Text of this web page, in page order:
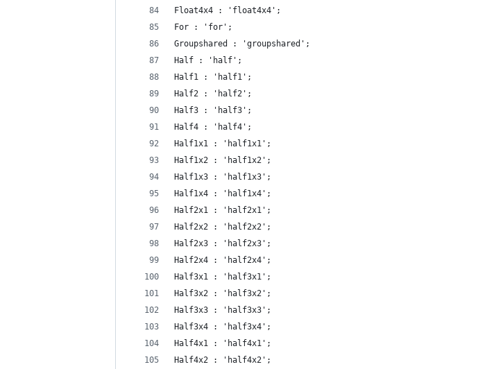
Float4x4 : 'float4x4';
For : 'for';
Groupshared : 'groupshared';
Half : 'half';
Half1 : 'half1';
Half2 : 'half2';
Half3 : 'half3';
Half4 : 'half4';
Half1x1 : 'half1x1';
Half1x2 : 'half1x2';
Half1x3 : 'half1x3';
Half1x4 : 'half1x4';
Half2x1 : 'half2x1';
Half2x2 : 'half2x2';
Half2x3 : 'half2x3';
Half2x4 : 'half2x4';
Half3x1 : 'half3x1';
Half3x2 : 'half3x2';
Half3x3 : 'half3x3';
Half3x4 : 'half3x4';
Half4x1 : 'half4x1';
Half4x2 : 'half4x2';